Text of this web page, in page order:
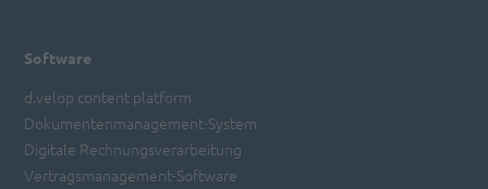
Software
d.velop content platform
Dokumentenmanagement-System
Digitale Rechnungsverarbeitung
Vertragsmanagement-Software